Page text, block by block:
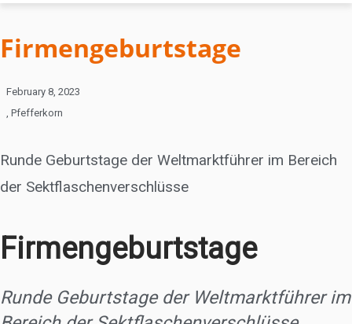
Firmengeburtstage
February 8, 2023
Pfefferkorn
Runde Geburtstage der Weltmarktführer im Bereich
der Sektflaschenverschlüsse
Firmengeburtstage
Runde Geburtstage der Weltmarktführer im